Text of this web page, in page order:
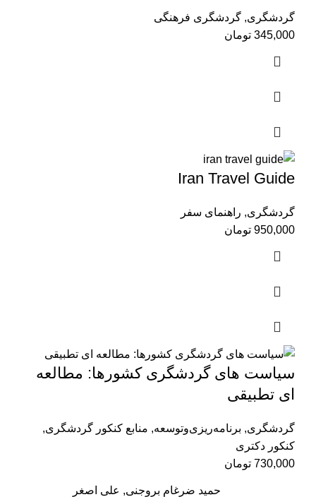
گردشگری, گردشگری فرهنگی
345,000 تومان
Iran Travel Guide
گردشگری, راهنمای سفر
950,000 تومان
سیاست های گردشگری کشورها: مطالعه
ای تطبیقی
گردشگری, برنامه‌ریزی‌وتوسعه, منابع کنکور گردشگری,
کنکور دکتری
730,000 تومان
حمید ضرغام بروجنی, علی اصغر